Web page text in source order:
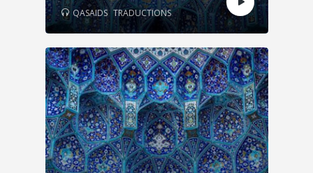
QASAIDS TRADUCTIONS